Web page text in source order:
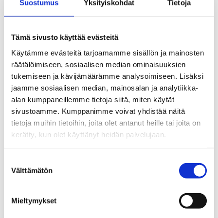
Suostumus Yksityiskohdat Tietoja
Tämä sivusto käyttää evästeitä
Käytämme evästeitä tarjoamamme sisällön ja mainosten
räätälöimiseen, sosiaalisen median ominaisuuksien
tukemiseen ja kävijämäärämme analysoimiseen. Lisäksi
jaamme sosiaalisen median, mainosalan ja analytiikka-
alan kumppaneillemme tietoja siitä, miten käytät
sivustoamme. Kumppanimme voivat yhdistää näitä
tietoja muihin tietoihin, joita olet antanut heille tai joita on
kerätty, kun olet käyttänyt heidän palvelujaan.
valinta
Välttämätön
Mieltymykset
Kannabisinterventio nuorille kannabiksen käyttäjille on
toteutetaan vuosina 2018–2020.
Lisätietoja
Kim Kannussaari | Projektipäällikkö
Kannabisinterventio nuorille kannabiksen käyttäjille -
hanke
Ehkäisevä päihdetyö EHYT ry
+358 50 5977 555 |